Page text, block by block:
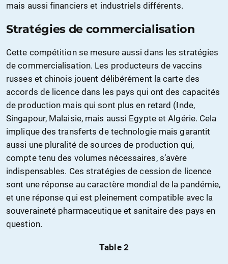
mais aussi financiers et industriels différents.
Stratégies de commercialisation
Cette compétition se mesure aussi dans les stratégies
de commercialisation. Les producteurs de vaccins
russes et chinois jouent délibérément la carte des
accords de licence dans les pays qui ont des capacités
de production mais qui sont plus en retard (Inde,
Singapour, Malaisie, mais aussi Egypte et Algérie. Cela
implique des transferts de technologie mais garantit
aussi une pluralité de sources de production qui,
compte tenu des volumes nécessaires, s’avère
indispensables. Ces stratégies de cession de licence
sont une réponse au caractère mondial de la pandémie,
et une réponse qui est pleinement compatible avec la
souveraineté pharmaceutique et sanitaire des pays en
question.
Table 2